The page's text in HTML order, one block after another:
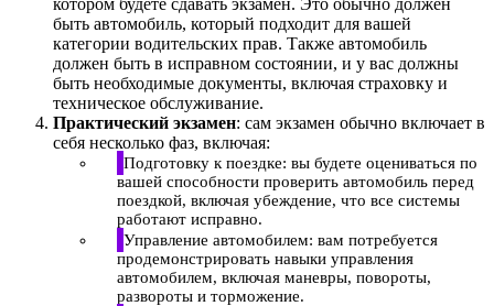
быть автомобиль, который подходит для вашей
категории водительских прав. Также автомобиль
должен быть в исправном состоянии, и у вас должны
быть необходимые документы, включая страховку и
техническое обслуживание.
Практический экзамен: сам экзамен обычно включает в
себя несколько фаз, включая:
Подготовку к поездке: вы будете оцениваться по
вашей способности проверить автомобиль перед
поездкой, включая убеждение, что все системы
работают исправно.
Управление автомобилем: вам потребуется
продемонстрировать навыки управления
автомобилем, включая маневры, повороты,
развороты и торможение.